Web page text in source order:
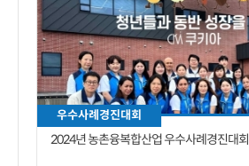
우수사례경진대회
2024년 농촌융복합산업 우수사례경진대